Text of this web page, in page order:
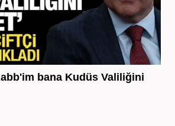
bana Kudüs Valiliğini